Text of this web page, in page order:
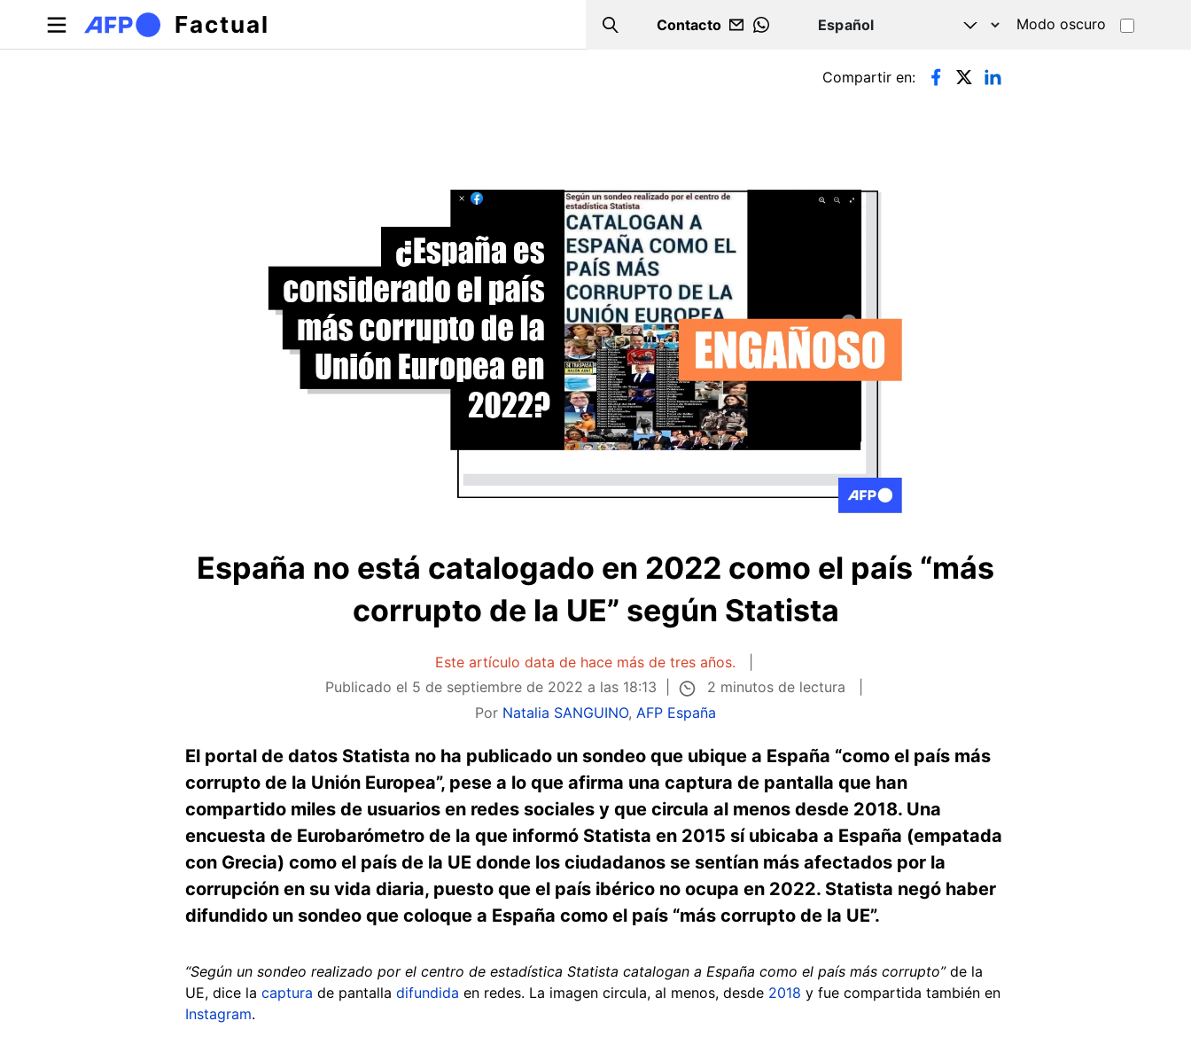
Pasar al contenido principal
Factual Search
Contacto
WHATSAPP
Modo oscuro
Solapas principales Compartir en:
España no está catalogado en 2022 como el país “más
corrupto de la UE” según Statista
Este artículo data de hace más de tres años.
Publicado el 5 de septiembre de 2022 a las 18:13
2 minutos de lectura
Por Natalia SANGUINO, AFP España
El portal de datos Statista no ha publicado un sondeo que ubique a España “como el país más
corrupto de la Unión Europea”, pese a lo que afirma una captura de pantalla que han
compartido miles de usuarios en redes sociales y que circula al menos desde 2018. Una
encuesta de Eurobarómetro de la que informó Statista en 2015 sí ubicaba a España (empatada
con Grecia) como el país de la UE donde los ciudadanos se sentían más afectados por la
corrupción en su vida diaria, puesto que el país ibérico no ocupa en 2022. Statista negó haber
difundido un sondeo que coloque a España como el país “más corrupto de la UE”.
“Según un sondeo realizado por el centro de estadística Statista catalogan a España como el país más corrupto”de la
UE, dice la captura de pantalla difundida en redes. La imagen circula, al menos, desde 2018 y fue compartida también en
Instagram.